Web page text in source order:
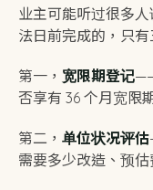
业主可能听过很多
法日前完成的，只有
第一， 宽限期登记
否享有 36 个月宽限
第二， 单位状况评估
需要多少改造、预估